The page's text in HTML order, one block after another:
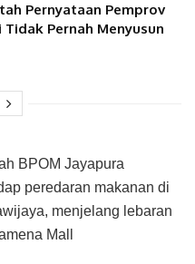
Pernyataan Pemprov
Tidak Pernah Menyusun
BPOM Jayapura
peredaran makanan di
menjelang lebaran
Mall